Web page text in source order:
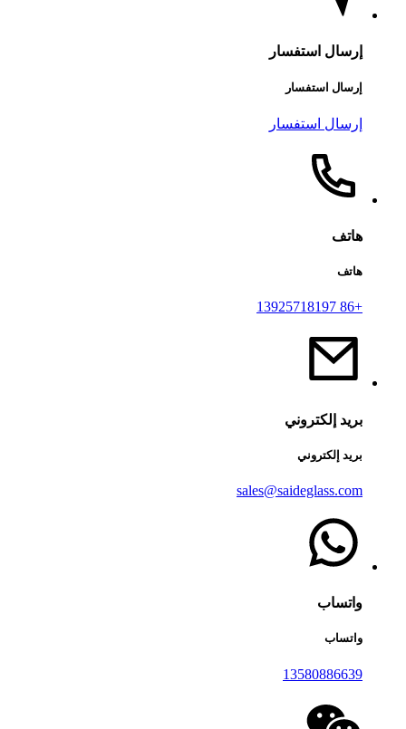
إرسال استفسار
إرسال استفسار
إرسال استفسار
هاتف
هاتف
+86 13925718197
بريد إلكتروني
بريد إلكتروني
sales@saideglass.com
واتساب
واتساب
13580886639